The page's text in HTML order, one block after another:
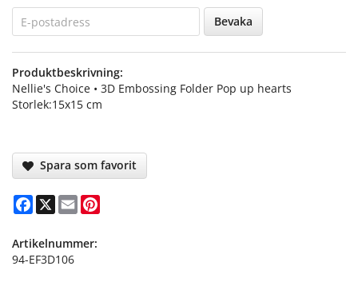
Bevaka
Produktbeskrivning:
Nellie's Choice • 3D Embossing Folder Pop up hearts
Storlek:15x15 cm
Spara som favorit
Facebook
X Email
Artikelnummer:
94-EF3D106